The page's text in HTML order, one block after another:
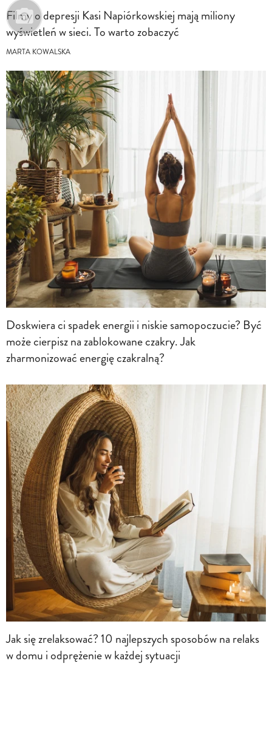
Filmy o depresji Kasi Napiórkowskiej mają miliony
wyświetleń w sieci. To warto zobaczyć
MARTA KOWALSKA
Doskwiera ci spadek energii i niskie samopoczucie? Być
może cierpisz na zablokowane czakry. Jak
zharmonizować energię czakralną?
Jak się zrelaksować? 10 najlepszych sposobów na relaks
w domu i odprężenie w każdej sytuacji